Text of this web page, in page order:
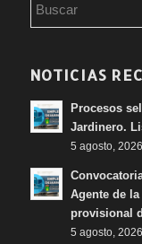
NOTICIAS
Procesos
Jardinero.
5 agosto,
Agente de
provisional
5 agosto,